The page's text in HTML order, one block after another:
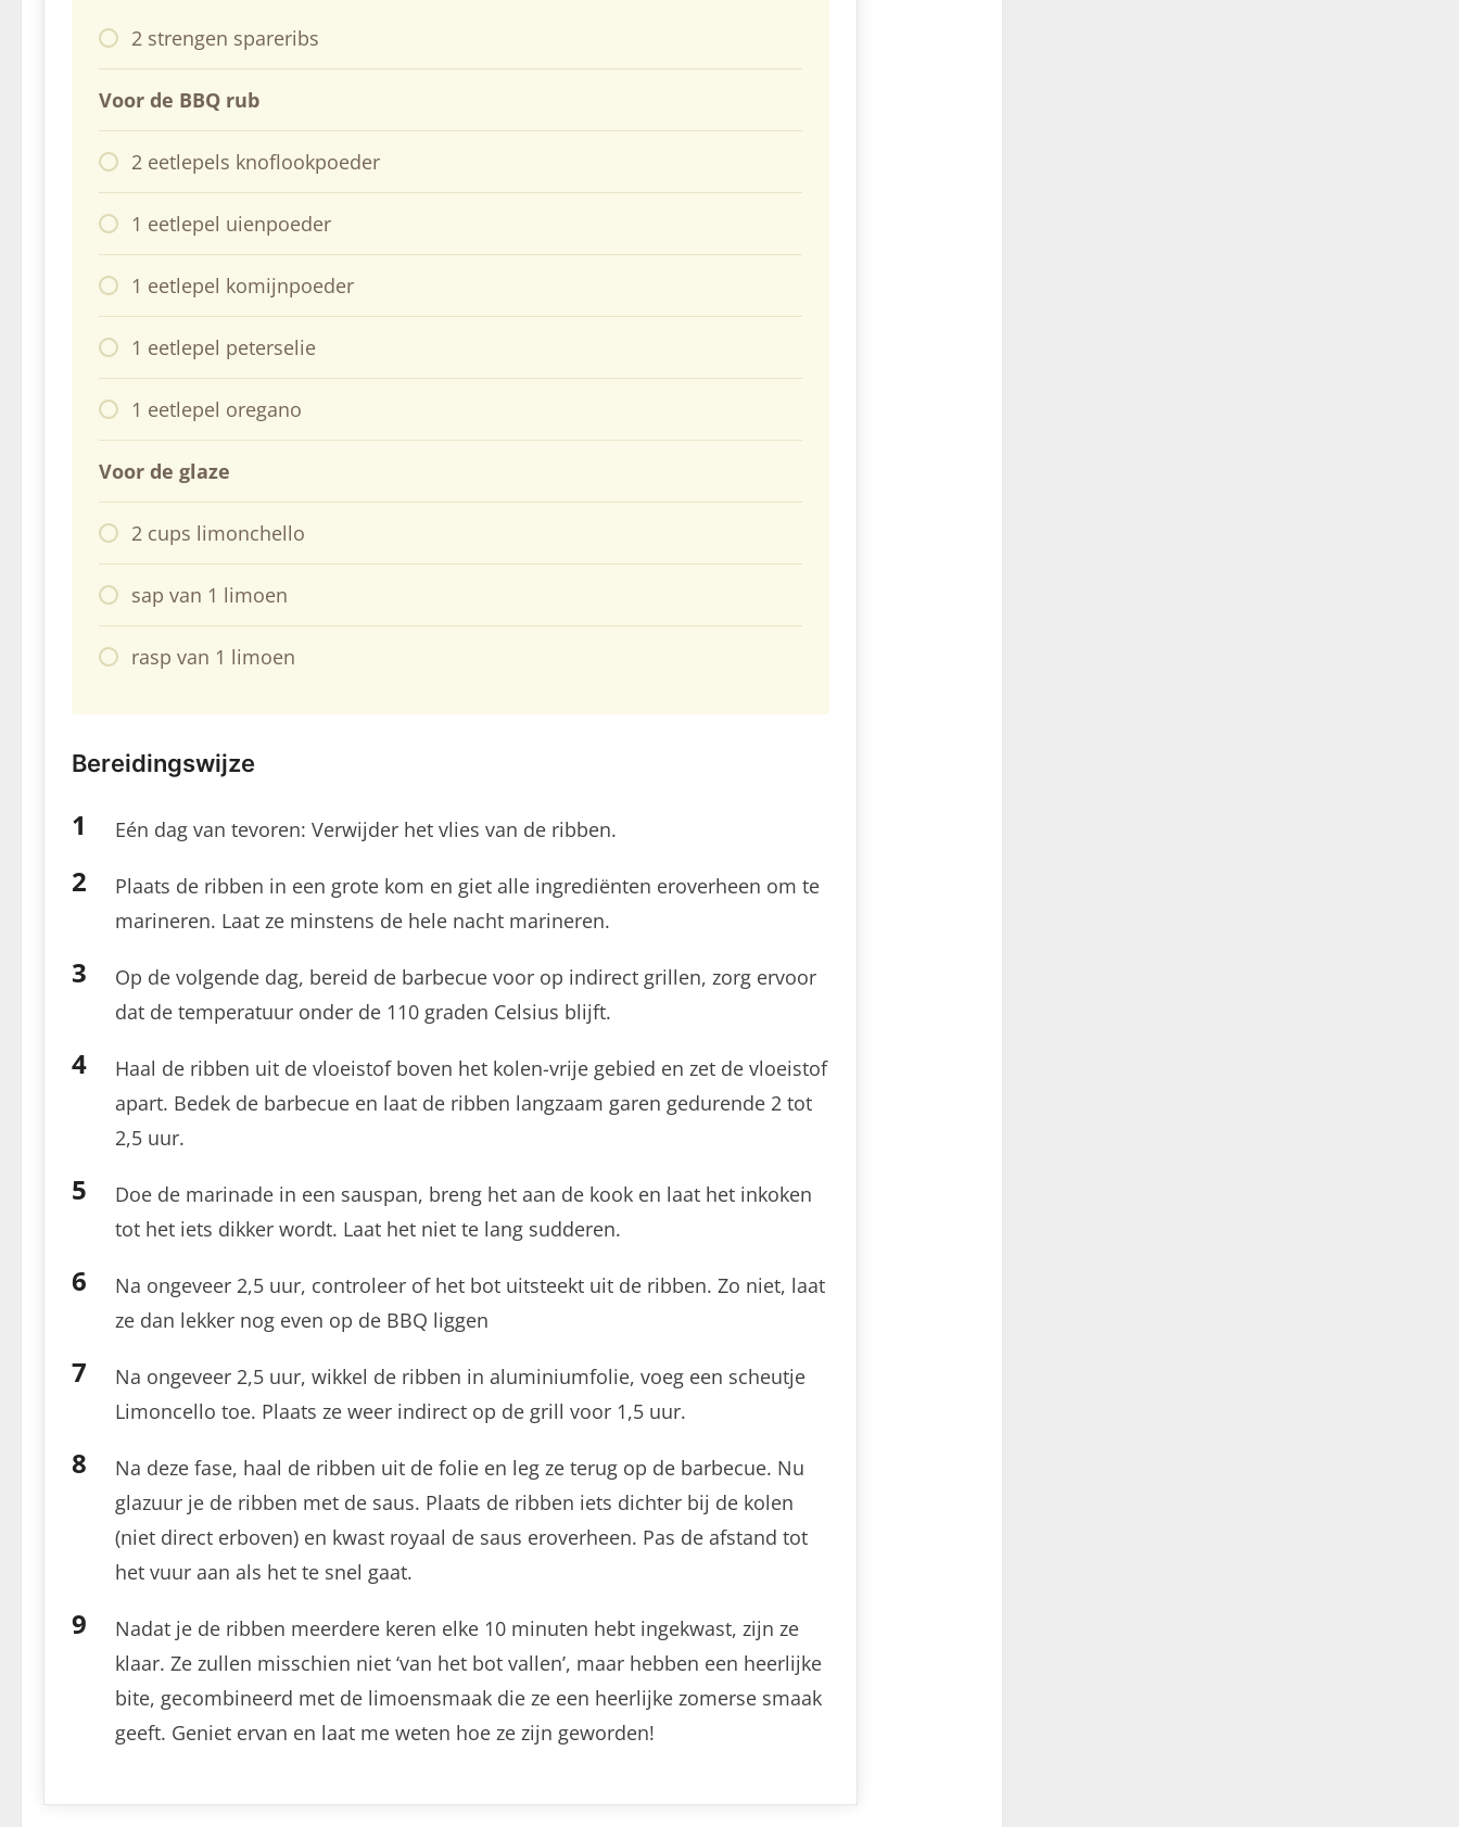
2 strengen spareribs
Voor de BBQ rub
2 eetlepels knoflookpoeder
1 eetlepel uienpoeder
1 eetlepel komijnpoeder
1 eetlepel peterselie
1 eetlepel oregano
Voor de glaze
2 cups limonchello
sap van 1 limoen
rasp van 1 limoen
Bereidingswijze
Eén dag van tevoren: Verwijder het vlies van de ribben.
Plaats de ribben in een grote kom en giet alle ingrediënten eroverheen om te
marineren. Laat ze minstens de hele nacht marineren.
Op de volgende dag, bereid de barbecue voor op indirect grillen, zorg ervoor
dat de temperatuur onder de 110 graden Celsius blijft.
Haal de ribben uit de vloeistof boven het kolen-vrije gebied en zet de vloeistof
apart. Bedek de barbecue en laat de ribben langzaam garen gedurende 2 tot
2,5 uur.
Doe de marinade in een sauspan, breng het aan de kook en laat het inkoken
tot het iets dikker wordt. Laat het niet te lang sudderen.
Na ongeveer 2,5 uur, controleer of het bot uitsteekt uit de ribben. Zo niet, laat
ze dan lekker nog even op de BBQ liggen
Na ongeveer 2,5 uur, wikkel de ribben in aluminiumfolie, voeg een scheutje
Limoncello toe. Plaats ze weer indirect op de grill voor 1,5 uur.
Na deze fase, haal de ribben uit de folie en leg ze terug op de barbecue. Nu
glazuur je de ribben met de saus. Plaats de ribben iets dichter bij de kolen
(niet direct erboven) en kwast royaal de saus eroverheen. Pas de afstand tot
het vuur aan als het te snel gaat.
Nadat je de ribben meerdere keren elke 10 minuten hebt ingekwast, zijn ze
klaar. Ze zullen misschien niet ‘van het bot vallen’, maar hebben een heerlijke
bite, gecombineerd met de limoensmaak die ze een heerlijke zomerse smaak
geeft. Geniet ervan en laat me weten hoe ze zijn geworden!